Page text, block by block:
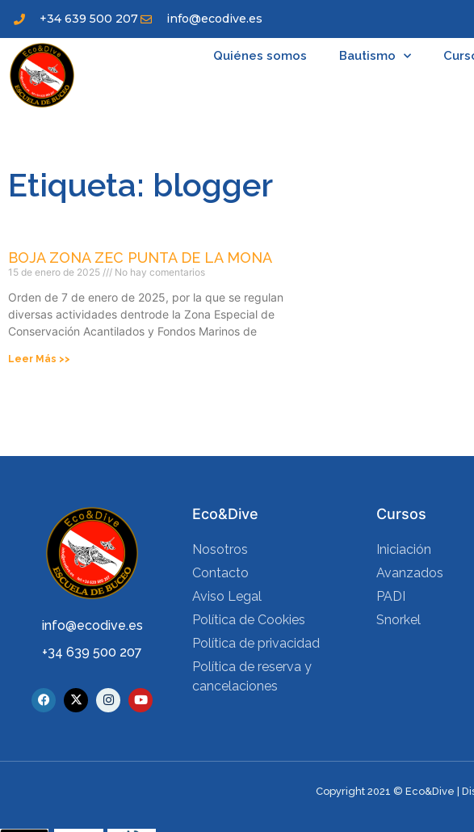
+34 639 500 207 info@ecodive.es
Quiénes somos Bautismo
Etiqueta: blogger
BOJA ZONA ZEC PUNTA DE LA MONA
15 de enero de 2025 No hay comentarios
Orden de 7 de enero de 2025, por la que se regulan
diversas actividades dentrode la Zona Especial de
Conservación Acantilados y Fondos Marinos de
Leer Más >>
info@ecodive.es
+34 639 500 207
Eco&Dive
Nosotros
Contacto
Aviso Legal
Política de Cookies
Política de privacidad
Política de reserva y
cancelaciones
Cursos
Iniciación
Avanzados
PADI
Snorkel
Copyright 2021 © Eco&Dive |